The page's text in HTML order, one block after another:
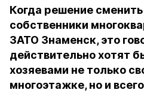
Когда решение
собственники
ЗАТО Знаменск, это
действительно хотят
хозяевами не только
многоэтажке, но и